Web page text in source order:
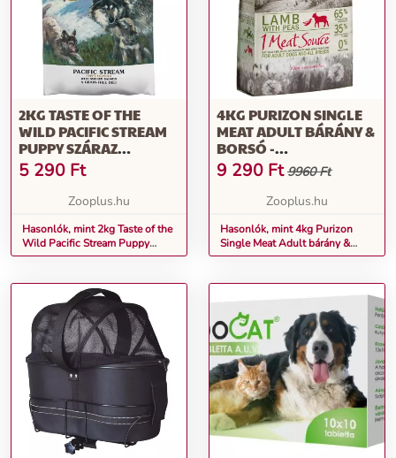
2KG TASTE OF THE
WILD PACIFIC STREAM
PUPPY SZÁRAZ
KUTYATÁP
5 290 Ft
Zooplus.hu
Hasonlók, mint 2kg Taste of the
Wild Pacific Stream Puppy
száraz kutyatáp
4KG PURIZON SINGLE
MEAT ADULT BÁRÁNY &
BORSÓ -
GABONAMENTES
SZÁRAZ KUTYATÁP
9 290 Ft 9960 Ft
Zooplus.hu
Hasonlók, mint 4kg Purizon
Single Meat Adult bárány &
borsó - gabonamentes száraz